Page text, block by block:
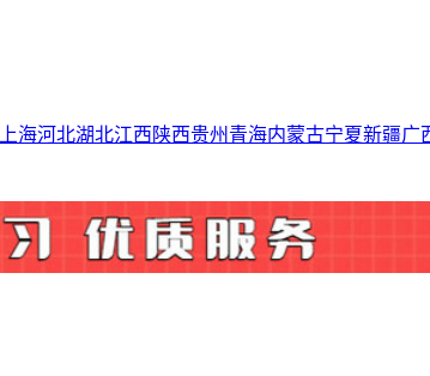
上海河北湖北江西陕西贵州 青海内蒙古宁夏新疆广